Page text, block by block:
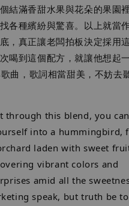
結滿香甜水果與花朵的果園
各種繽紛與驚喜。以上就當
，真正讓老闆拍板決定採用
喝到這個配方，就讓他想起
曲，歌詞相當甜美，不妨去
through this blend, you can
into a hummingbird,
laden with sweet
vibrant colors and
amid all the
speak, but truth be